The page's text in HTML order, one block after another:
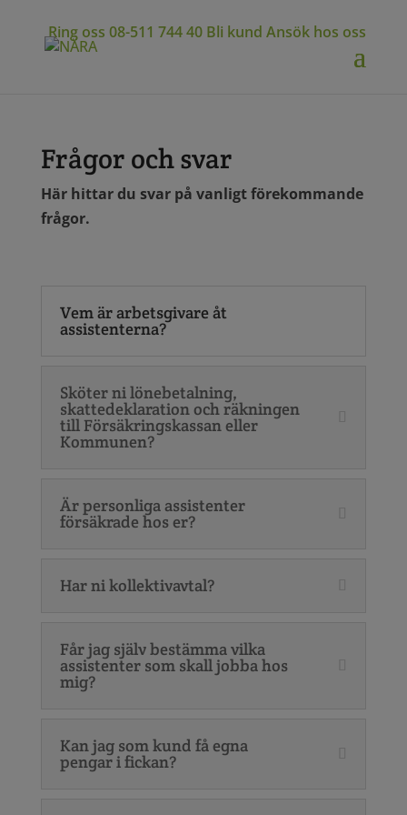
Ring oss 08-511 744 40 Bli kund Ansök hos oss
Frågor och svar
Här hittar du svar på vanligt förekommande
frågor.
Vem är arbetsgivare åt
assistenterna?
Sköter ni lönebetalning,
skattedeklaration och räkningen
till Försäkringskassan eller
Kommunen?
Är personliga assistenter
försäkrade hos er?
Har ni kollektivavtal?
Får jag själv bestämma vilka
assistenter som skall jobba hos
mig?
Kan jag som kund få egna
pengar i fickan?